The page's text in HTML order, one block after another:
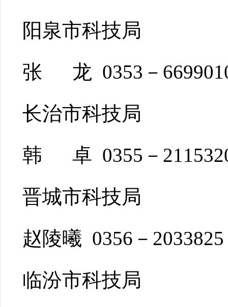
阳泉市科技局
张 龙 0353－
长治市科技局
韩 卓 0355－
晋城市科技局
赵陵曦 0356－2033825
临汾市科技局